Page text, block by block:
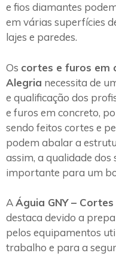
e fios diamantes
em várias superfícies
lajes e paredes.
Os cortes e furos em
Alegria necessita de
e qualificação dos
e furos em concreto,
sendo feitos cortes e
podem abalar a
assim, a qualidade
importante para um
AÁguia GNY –
destaca devido a
pelos equipamentos
trabalho e para a